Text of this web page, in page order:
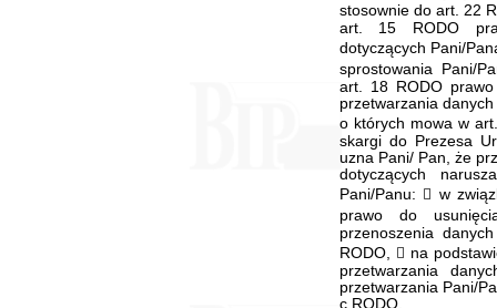
stosownie do art. 22
art. 15 RODO
dotyczących Pani/
sprostowania Pani/
art. 18 RODO
przetwarzania
o których mowa w
skargi do Prezesa
uzna Pani/ Pan, że
dotyczących
Pani/Panu:  w
prawo do
przenoszenia
RODO,  na
przetwarzania
przetwarzania Pani/
c RODO.